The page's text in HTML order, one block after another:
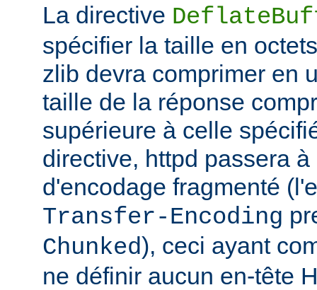
La directive
spécifier la taille en
zlib devra comprimer en
taille de la réponse
supérieure à celle
directive, httpd passera
d'encodage fragmenté
Transfer-Encoding
Chunked), ceci ayant
ne définir aucun en-tête